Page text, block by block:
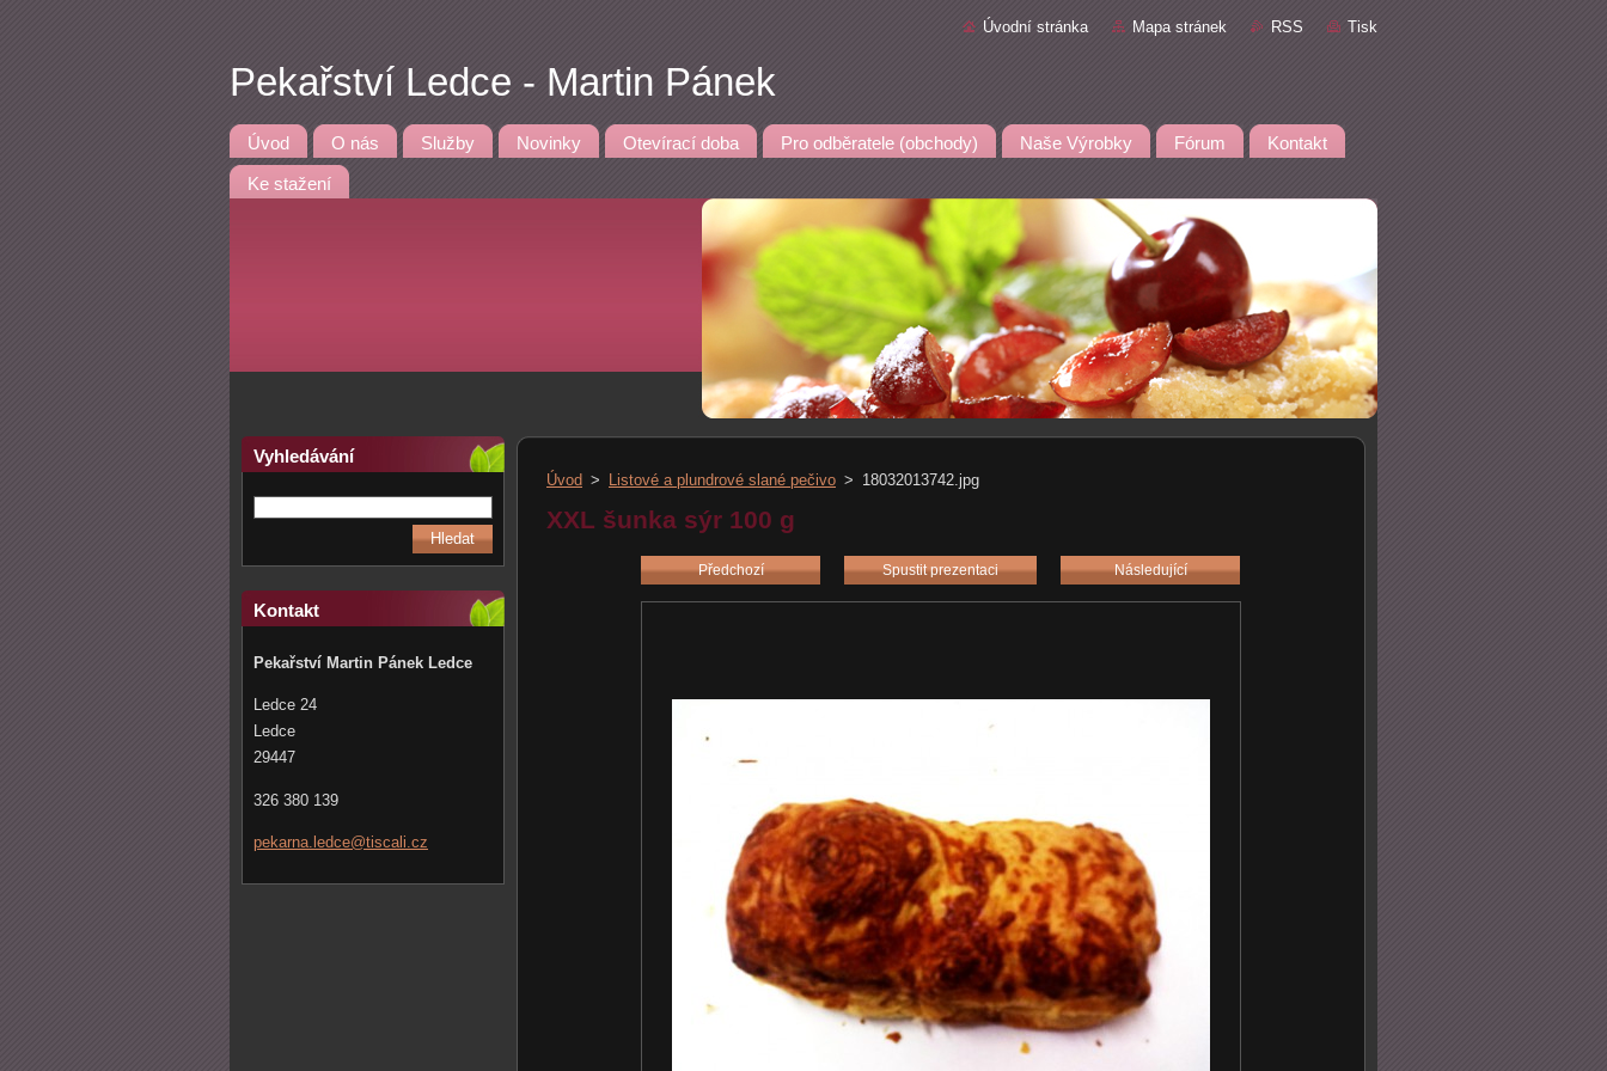
Úvodní stránka Mapa stránek RSS Tisk
Pekařství Ledce - Martin Pánek
Úvod O nás Služby Novinky Otevírací doba Pro odběratele (obchody) Naše Výrobky Fórum Kontakt
Ke stažení
Vyhledávání
Kontakt
Pekařství Martin Pánek Ledce
Ledce 24
Ledce
29447
326 380 139
pekarna. ledce@tiscali.cz
Úvod > Listové a plundrové slané pečivo > 18032013742.jpg
XXL šunka sýr 100 g
Předchozí Spustit prezentaci Následující